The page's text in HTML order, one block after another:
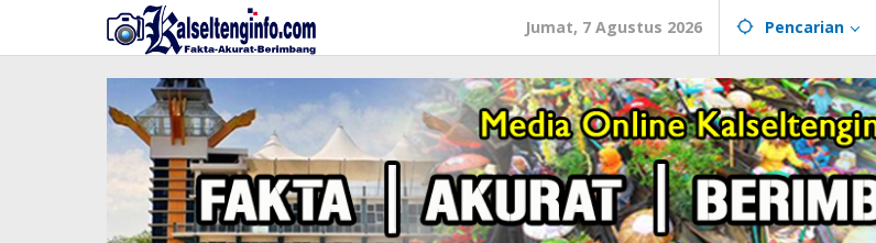
konten
Jumat, 7 Agustus 2026 Pencarian